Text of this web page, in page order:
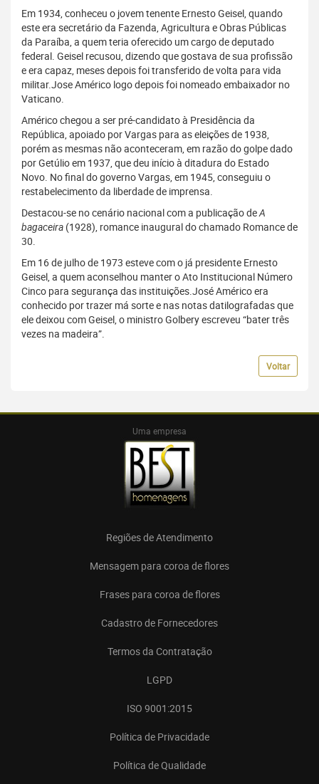
Em 1934, conheceu o jovem tenente Ernesto Geisel, quando
este era secretário da Fazenda, Agricultura e Obras Públicas
da Paraíba, a quem teria oferecido um cargo de deputado
federal. Geisel recusou, dizendo que gostava de sua profissão
e era capaz, meses depois foi transferido de volta para vida
militar.Jose Américo logo depois foi nomeado embaixador no
Vaticano.
Américo chegou a ser pré-candidato à Presidência da
República, apoiado por Vargas para as eleições de 1938,
porém as mesmas não aconteceram, em razão do golpe dado
por Getúlio em 1937, que deu início à ditadura do Estado
Novo. No final do governo Vargas, em 1945, conseguiu o
restabelecimento da liberdade de imprensa.
Destacou-se no cenário nacional com a publicação deA
bagaceira (1928), romance inaugural do chamado Romance de
30.
Em 16 de julho de 1973 esteve com o já presidente Ernesto
Geisel, a quem aconselhou manter o Ato Institucional Número
Cinco para segurança das instituições.José Américo era
conhecido por trazer má sorte e nas notas datilografadas que
ele deixou com Geisel, o ministro Golbery escreveu “bater três
vezes na madeira”.
Voltar
Uma empresa
Regiões de Atendimento
Mensagem para coroa de flores
Frases para coroa de flores
Cadastro de Fornecedores
Termos da Contratação
LGPD
ISO 9001:2015
Política de Privacidade
Política de Qualidade